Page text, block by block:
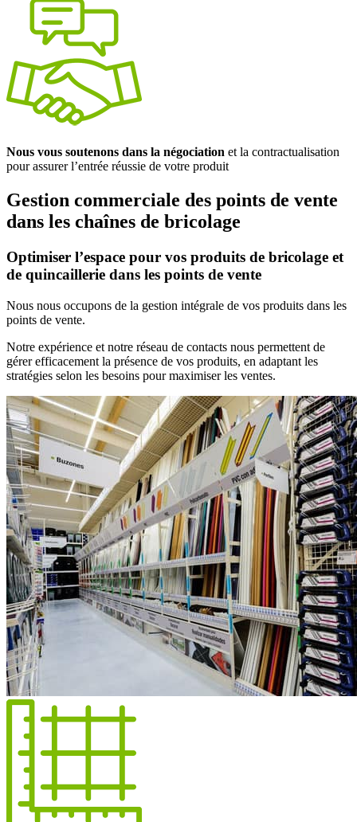
Nous vous soutenons dans la négociation et la contractualisation
pour assurer l’entrée réussie de votre produit
Gestion commerciale des points de vente
dans les chaînes de bricolage
Optimiser l’espace pour vos produits de bricolage et
de quincaillerie dans les points de vente
Nous nous occupons de la gestion intégrale de vos produits dans les
points de vente.
Notre expérience et notre réseau de contacts nous permettent de
gérer efficacement la présence de vos produits, en adaptant les
stratégies selon les besoins pour maximiser les ventes.